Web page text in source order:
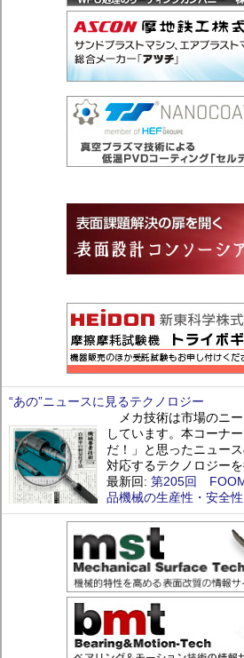
“あの”ニュースに見るテクノロジー
メカ技術は市場のニ
しています。本コーナ
だ！」と思ったニュー
対応するテクノロジーを
最新回: 第205回
品機械の生産性・安全